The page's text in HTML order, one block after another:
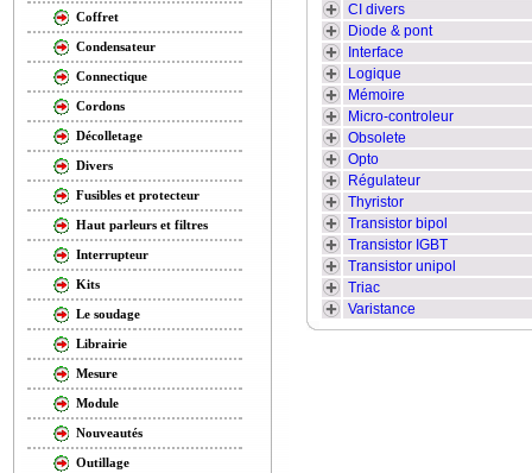
Coffret
Condensateur
Connectique
Cordons
Décolletage
Divers
Fusibles et protecteur
Haut parleurs et filtres
Interrupteur
Kits
Le soudage
Librairie
Mesure
Module
Nouveautés
Outillage
CI divers
Diode & pont
Interface
Logique
Mémoire
Micro-controleur
Obsolete
Opto
Régulateur
Thyristor
Transistor bipol
Transistor IGBT
Transistor unipol
Triac
Varistance